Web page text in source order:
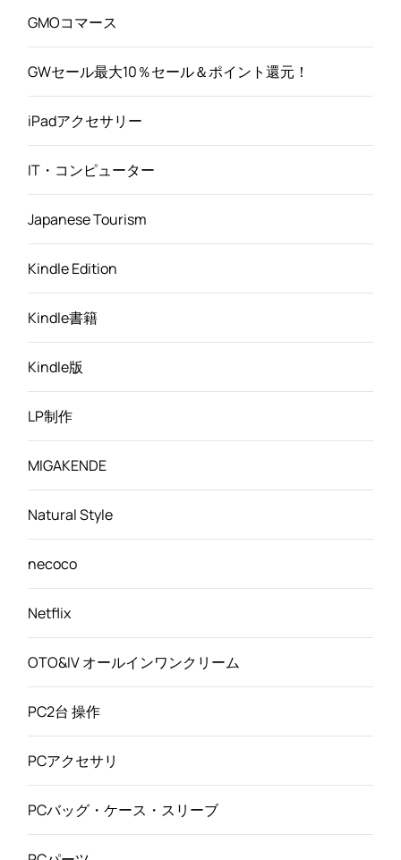
GMOコマース
GWセール最大10％セール＆ポイント還元！
iPadアクセサリー
IT・コンピューター
Japanese Tourism
Kindle Edition
Kindle書籍
Kindle版
LP制作
MIGAKENDE
Natural Style
necoco
Netflix
OTO&IV オールインワンクリーム
PC2台 操作
PCアクセサリ
PCバッグ・ケース・スリーブ